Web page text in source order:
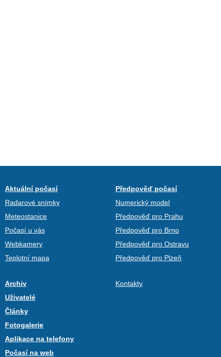
Aktuální počasí
Radarové snímky
Meteostanice
Počasí u vás
Webkamery
Teplotní mapa
Předpověď počasí
Numerický model
Předpověď pro Prahu
Předpověď pro Brno
Předpověď pro Ostravu
Předpověď pro Plzeň
Archiv
Uživatelé
Články
Fotogalerie
Aplikace na telefony
Počasí na web
Kontakty